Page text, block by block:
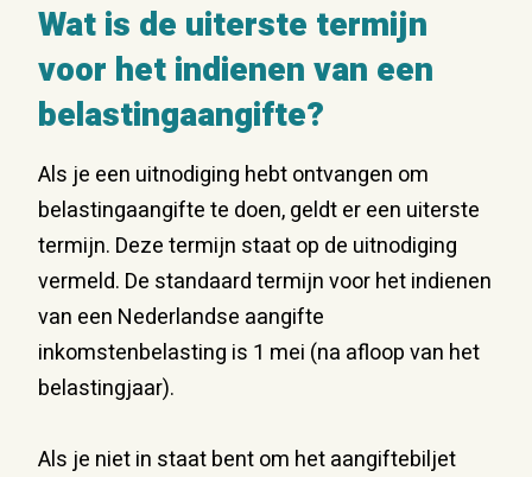
Wat is de uiterste termijn
voor het indienen van een
belastingaangifte?
Als je een uitnodiging hebt ontvangen om
belastingaangifte te doen, geldt er een uiterste
termijn. Deze termijn staat op de uitnodiging
vermeld. De standaard termijn voor het indienen
van een Nederlandse aangifte
inkomstenbelasting is 1 mei (na afloop van het
belastingjaar).
Als je niet in staat bent om het aangiftebiljet